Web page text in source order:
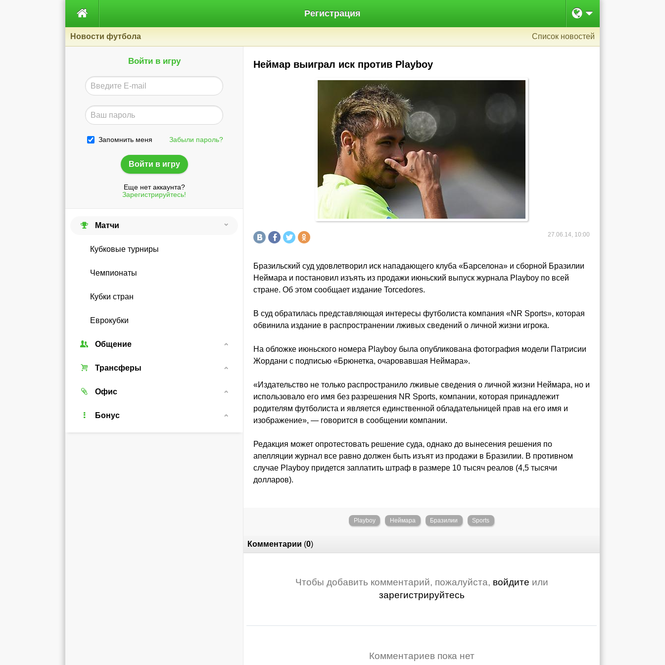
 Регистрация
Новости футбола Список новостей
Войти в игру
Запомнить меня Забыли пароль?
Еще нет аккаунта?
Зарегистрируйтесь!
Матчи
Кубковые турниры
Чемпионаты
Кубки стран
Еврокубки
Общение
Союзы
Форум
Чат
Трансферы
Трансферный рынок
Реальные игроки
Офис
Легенды
Бонус
Неймар выиграл иск против Playboy
27.06.14, 10:00
Бразильский суд удовлетворил иск нападающего клуба «Барселона» и сборной Бразилии
Неймара и постановил изъять из продажи июньский выпуск журнала Playboy по всей
стране. Об этом сообщает издание Torcedores.
В суд обратилась представляющая интересы футболиста компания «NR Sports», которая
обвинила издание в распространении лживых сведений о личной жизни игрока.
На обложке июньского номера Playboy была опубликована фотография модели Патрисии
Жордани с подписью «Брюнетка, очаровавшая Неймара».
«Издательство не только распространило лживые сведения о личной жизни Неймара, но и
использовало его имя без разрешения NR Sports, компании, которая принадлежит
родителям футболиста и является единственной обладательницей прав на его имя и
изображение», — говорится в сообщении компании.
Редакция может опротестовать решение суда, однако до вынесения решения по
апелляции журнал все равно должен быть изъят из продажи в Бразилии. В противном
случае Playboy придется заплатить штраф в размере 10 тысяч реалов (4,5 тысячи
долларов).
Playboy Неймара Бразилии Sports
Комментарии (0)
Чтобы добавить комментарий, пожалуйста, войдите или
зарегистрируйтесь
Комментариев пока нет